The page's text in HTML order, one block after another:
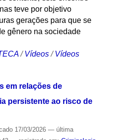
teve por objetivo
gerações para que se
gênero na sociedade
/Vídeos /Vídeos
em relações de
persistente ao risco de
17/03/2026 — última